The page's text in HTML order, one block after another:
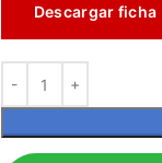
Descargar ficha